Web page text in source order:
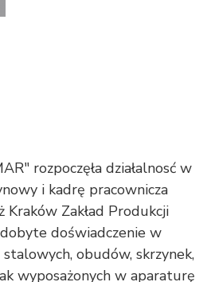
rozpoczęła działalnosć w
i kadrę pracownicza
Kraków Zakład Produkcji
doświadczenie w
obudów, skrzynek,
wyposażonych w aparaturę